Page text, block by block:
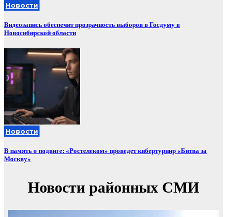
Новости
Видеозапись обеспечит прозрачность выборов в Госдуму в
Новосибирской области
Новости
В память о подвиге: «Ростелеком» проведет кибертурнир «Битва за
Москву»